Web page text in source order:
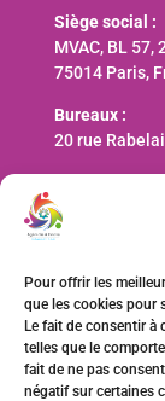
Pour offrir les
que les cookies pour
Le fait de consentir à
telles que le
fait de ne pas
négatif sur certaines
Siège social :
MVAC, BL 57,
75014 Paris,
Bureaux :
20 rue
Nous
Faire un